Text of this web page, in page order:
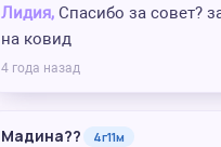
Лидия, Спасибо за совет?
на ковид
4 года назад
Мадина?? 4г11м